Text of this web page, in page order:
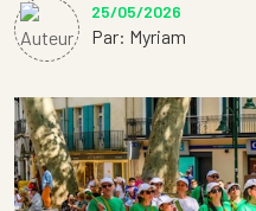
25/05/2026
Par: Myriam